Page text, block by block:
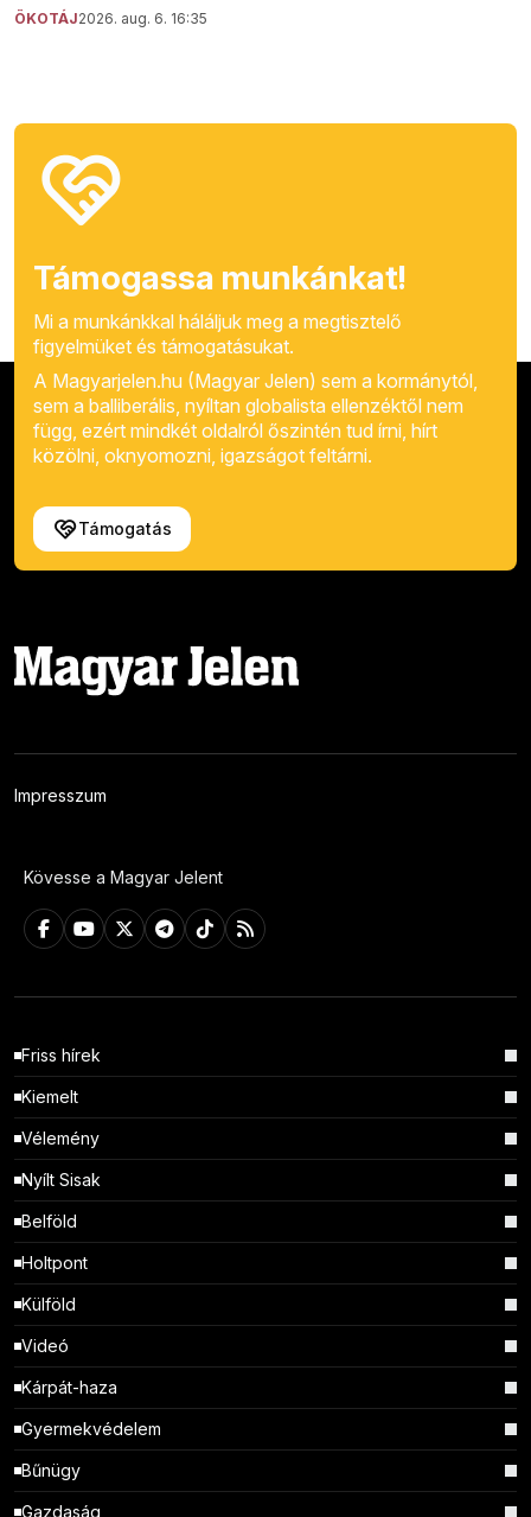
ÖKOTÁJ2026. aug. 6. 16:35
Támogassa munkánkat!
Mi a munkánkkal háláljuk meg a megtisztelő
figyelmüket és támogatásukat.
A Magyarjelen.hu (Magyar Jelen) sem a kormánytól,
sem a balliberális, nyíltan globalista ellenzéktől nem
függ, ezért mindkét oldalról őszintén tud írni, hírt
közölni, oknyomozni, igazságot feltárni.
Támogatás
Impresszum
Kövesse a Magyar Jelent
Friss hírek
Kiemelt
Vélemény
Nyílt Sisak
Belföld
Holtpont
Külföld
Videó
Kárpát-haza
Gyermekvédelem
Bűnügy
Gazdaság